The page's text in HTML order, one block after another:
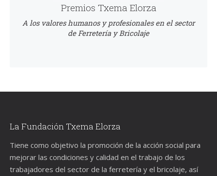
Premios Txema Elorza
A los valores humanos y profesionales en el sector
de Ferretería y Bricolaje
La Fundación Txema Elorza
Tiene como objetivo la promoción de la acción social para
mejorar las condiciones y calidad en el trabajo de los
trabajadores del sector de la ferretería y el bricolaje, así